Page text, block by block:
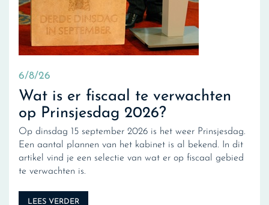
6/8/26
Wat is er fiscaal te verwachten
op Prinsjesdag 2026?
Op dinsdag 15 september 2026 is het weer Prinsjesdag.
Een aantal plannen van het kabinet is al bekend. In dit
artikel vind je een selectie van wat er op fiscaal gebied
te verwachten is.
LEES VERDER